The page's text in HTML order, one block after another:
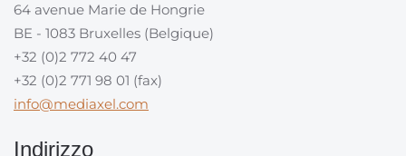
64 avenue Marie de Hongrie
BE - 1083 Bruxelles (Belgique)
+32 (0)2 772 40 47
+32 (0)2 771 98 01 (fax)
info@mediaxel.com
Indirizzo